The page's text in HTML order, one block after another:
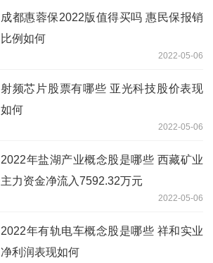
成都惠蓉保2022版值得买吗 惠民保报销
比例如何
2022-05-06
射频芯片股票有哪些 亚光科技股价表现
如何
2022-05-06
2022年盐湖产业概念股是哪些 西藏矿业
主力资金净流入7592.32万元
2022-05-06
2022年有轨电车概念股是哪些 祥和实业
净利润表现如何